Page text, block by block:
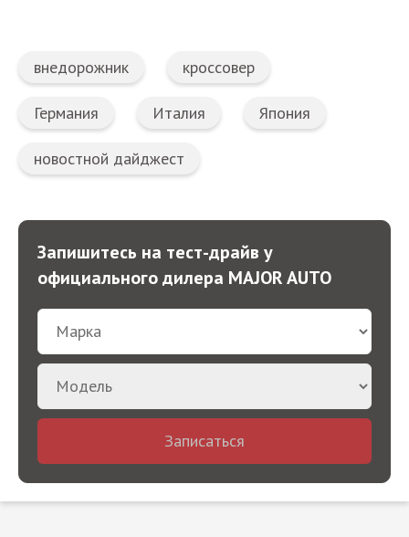
внедорожник кроссовер
Германия Италия Япония
новостной дайджест
Запишитесь на тест-драйв у
официального дилера MAJOR AUTO
Записаться